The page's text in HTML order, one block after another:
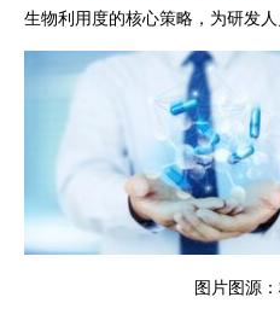
生物利用度的核心策略，为研发人
图片图源